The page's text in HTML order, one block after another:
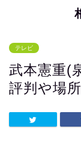
テレビ
武本憲重(
評判や場